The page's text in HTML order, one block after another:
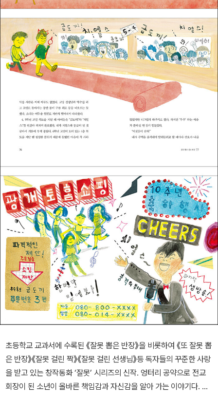
초등학교 교과서에 수록된 《잘못 뽑은 반장》을 비롯하여 《또 잘못 뽑
은 반장》《잘못 걸린 짝》《잘못 걸린 선생님》등 독자들의 꾸준한 사랑
을 받고 있는 창작동화 ‘잘못’ 시리즈의 신작. 엉터리 공약으로 전교
회장이 된 소년이 올바른 책임감과 자신감을 알아 가는 이야기다. 어